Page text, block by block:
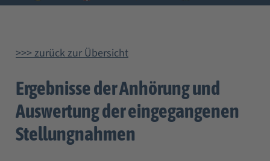
>>> zurück zur Übersicht
Ergebnisse der Anhörung und
Auswertung der eingegangenen
Stellungnahmen